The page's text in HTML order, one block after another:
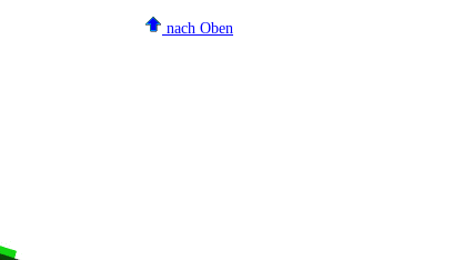
nach Oben